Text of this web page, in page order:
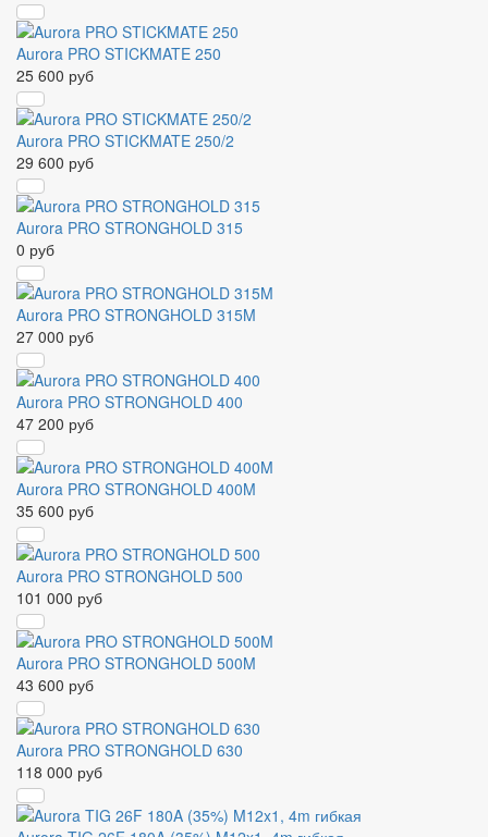
Aurora PRO STICKMATE 250
25 600 руб
Aurora PRO STICKMATE 250/2
29 600 руб
Aurora PRO STRONGHOLD 315
0 руб
Aurora PRO STRONGHOLD 315M
27 000 руб
Aurora PRO STRONGHOLD 400
47 200 руб
Aurora PRO STRONGHOLD 400M
35 600 руб
Aurora PRO STRONGHOLD 500
101 000 руб
Aurora PRO STRONGHOLD 500M
43 600 руб
Aurora PRO STRONGHOLD 630
118 000 руб